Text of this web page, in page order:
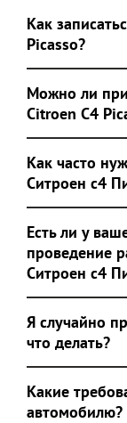
Как
Picasso?
Можно ли
Citroen C4
Как часто
Ситроен с4
Есть ли у
проведение
Ситроен с4
Я случайно
что делать?
Какие
автомобилю?